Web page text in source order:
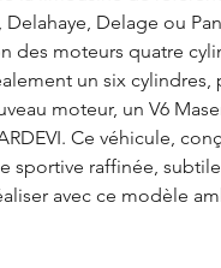
Delage ou
moteurs quatre
un six cylindres,
moteur, un V6
Ce véhicule,
sportive raffinée,
avec ce modèle